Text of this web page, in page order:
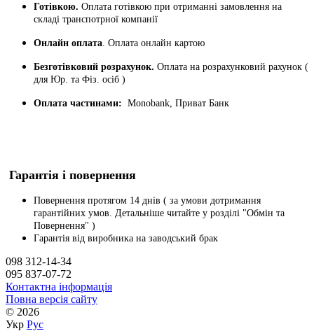
Готівкою. Оплата готівкою при отриманні замовлення на
складі транспотрної компанії
Онлайн оплата . Оплата онлайн картою
Безготівковий розрахунок. Оплата на розрахунковий рахунок (
для Юр. та Фіз. осіб )
Оплата частинами: Monobank, Приват Банк
Гарантія і повернення
Повернення протягом 14 днів ( за умови дотримання
гарантійних умов. Детальніше читайте у розділі "Обмін та
Повернення" )
Гарантія від виробника на заводський брак
098 312-14-34
095 837-07-72
Контактна інформація
Повна версія сайту
© 2026
Укр Рус